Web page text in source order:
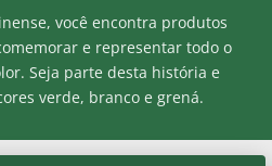
você encontra produtos
e representar todo o
Seja parte desta história e
verde, branco e grená.